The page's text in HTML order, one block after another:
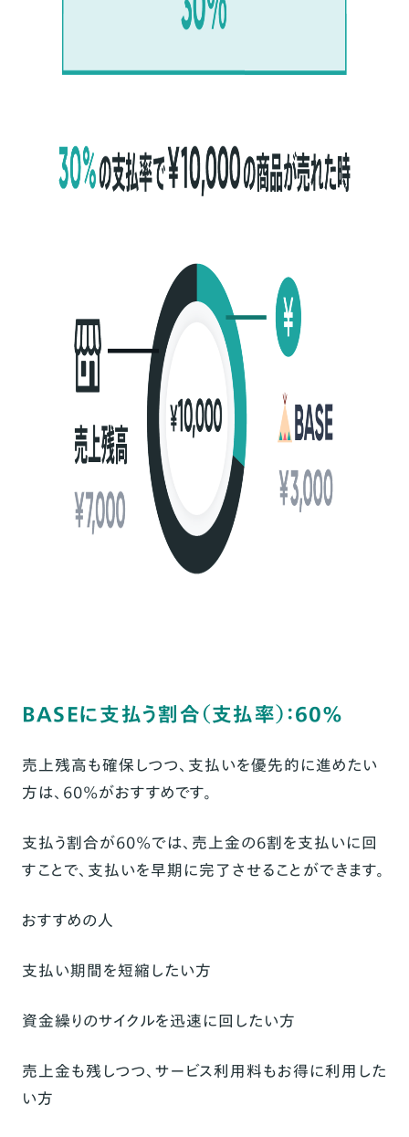
BASEに支払う割合（支払率）：60%
売上残高も確保しつつ、支払いを優先的に進めたい
方は、60%がおすすめです。
支払う割合が60%では、売上金の6割を支払いに回
すことで、支払いを早期に完了させることができます。
おすすめの人
支払い期間を短縮したい方
資金繰りのサイクルを迅速に回したい方
売上金も残しつつ、サービス利用料もお得に利用した
い方